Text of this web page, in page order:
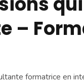
–
formatrice en